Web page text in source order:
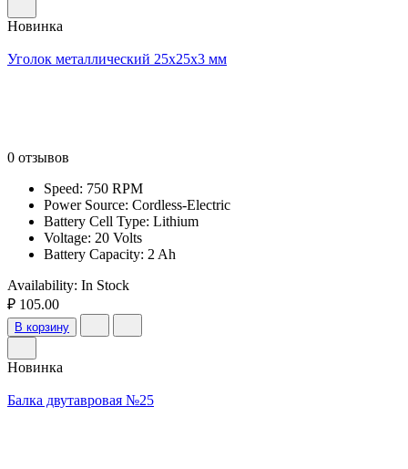
Новинка
Уголок металлический 25x25x3 мм
0 отзывов
Speed: 750 RPM
Power Source: Cordless-Electric
Battery Cell Type: Lithium
Voltage: 20 Volts
Battery Capacity: 2 Ah
Availability: In Stock
₽ 105.00
В корзину
Новинка
Балка двутавровая №25